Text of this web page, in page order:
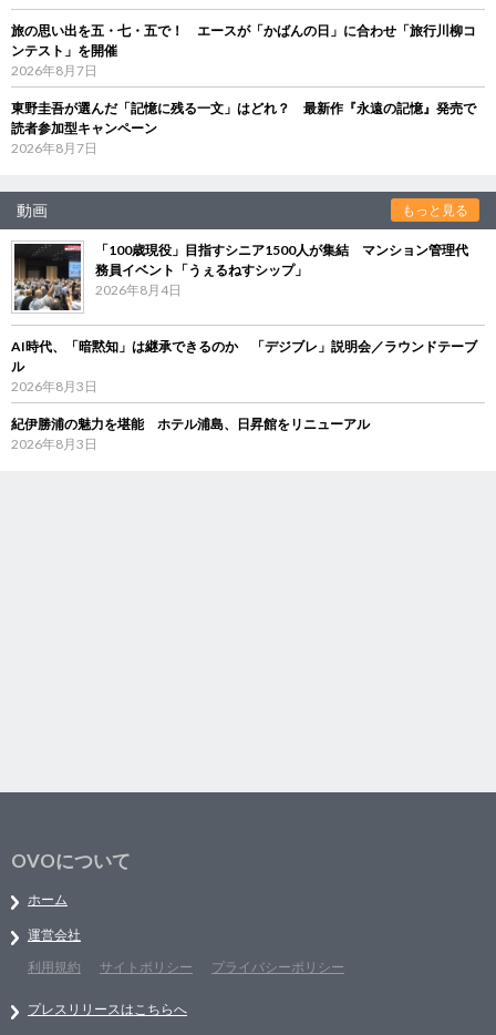
旅の思い出を五・七・五で！ エースが「かばんの日」に合わせ「旅行川柳コ
ンテスト」を開催
2026年8月7日
東野圭吾が選んだ「記憶に残る一文」はどれ？ 最新作『永遠の記憶』発売で
読者参加型キャンペーン
2026年8月7日
動画 もっと見る
「100歳現役」目指すシニア1500人が集結 マンション管理代
務員イベント「うぇるねすシップ」
2026年8月4日
AI時代、「暗黙知」は継承できるのか 「デジブレ」説明会／ラウンドテーブ
ル
2026年8月3日
紀伊勝浦の魅力を堪能 ホテル浦島、日昇館をリニューアル
2026年8月3日
OVOについて
ホーム
運営会社
利用規約
サイトポリシー プライバシーポリシー
プレスリリースはこちらへ